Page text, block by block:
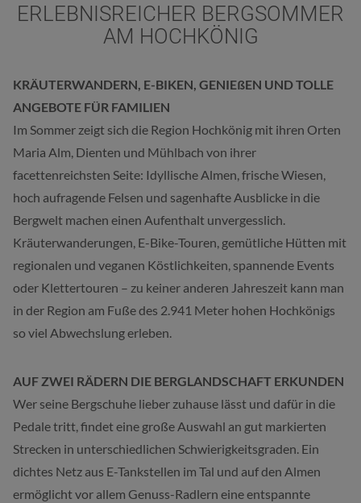
ERLEBNISREICHER BERGSOMMER
AM HOCHKÖNIG
KRÄUTERWANDERN, E-BIKEN, GENIEßEN UND TOLLE
ANGEBOTE FÜR FAMILIEN
Im Sommer zeigt sich die Region Hochkönig mit ihren Orten
Maria Alm, Dienten und Mühlbach von ihrer
facettenreichsten Seite: Idyllische Almen, frische Wiesen,
hoch aufragende Felsen und sagenhafte Ausblicke in die
Bergwelt machen einen Aufenthalt unvergesslich.
Kräuterwanderungen, E-Bike-Touren, gemütliche Hütten mit
regionalen und veganen Köstlichkeiten, spannende Events
oder Klettertouren – zu keiner anderen Jahreszeit kann man
in der Region am Fuße des 2.941 Meter hohen Hochkönigs
so viel Abwechslung erleben.
AUF ZWEI RÄDERN DIE BERGLANDSCHAFT ERKUNDEN
Wer seine Bergschuhe lieber zuhause lässt und dafür in die
Pedale tritt, findet eine große Auswahl an gut markierten
Strecken in unterschiedlichen Schwierigkeitsgraden. Ein
dichtes Netz aus E-Tankstellen im Tal und auf den Almen
ermöglicht vor allem Genuss-Radlern eine entspannte